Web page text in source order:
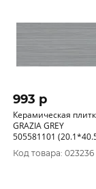
993 p
Керамическая
GRAZIA GREY
505581101
Код товара: 023236